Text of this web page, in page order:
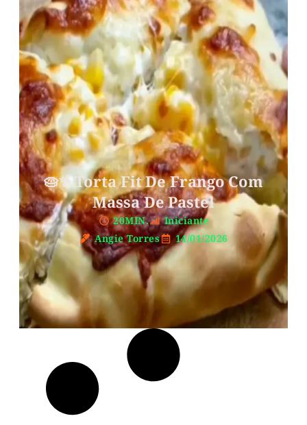
🥧✨ Torta Fit De Frango Com
Massa De Pastel
20MIN.
Iniciante
Angie Torres
14/01/2026